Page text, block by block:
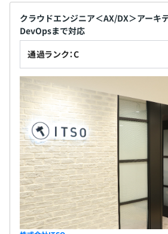
クラウドエンジニア＜AX/DX＞アーキ
DevOpsまで対応
通過ランク：C